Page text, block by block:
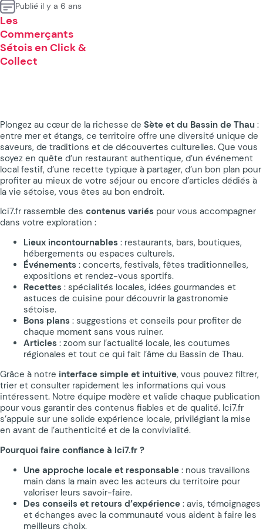
Publié il y a 6 ans
Les
Commerçants
Sétois en Click &
Collect
Plongez au cœur de la richesse de Sète et du Bassin de Thau :
entre mer et étangs, ce territoire offre une diversité unique de
saveurs, de traditions et de découvertes culturelles. Que vous
soyez en quête d’un restaurant authentique, d’un événement
local festif, d’une recette typique à partager, d’un bon plan pour
profiter au mieux de votre séjour ou encore d’articles dédiés à
la vie sétoise, vous êtes au bon endroit.
Ici7.fr rassemble des contenus variés pour vous accompagner
dans votre exploration :
Lieux incontournables : restaurants, bars, boutiques,
hébergements ou espaces culturels.
Événements : concerts, festivals, fêtes traditionnelles,
expositions et rendez-vous sportifs.
Recettes : spécialités locales, idées gourmandes et
astuces de cuisine pour découvrir la gastronomie
sétoise.
Bons plans : suggestions et conseils pour profiter de
chaque moment sans vous ruiner.
Articles : zoom sur l’actualité locale, les coutumes
régionales et tout ce qui fait l’âme du Bassin de Thau.
Grâce à notre interface simple et intuitive, vous pouvez filtrer,
trier et consulter rapidement les informations qui vous
intéressent. Notre équipe modère et valide chaque publication
pour vous garantir des contenus fiables et de qualité. Ici7.fr
s’appuie sur une solide expérience locale, privilégiant la mise
en avant de l’authenticité et de la convivialité.
Pourquoi faire confiance à Ici7.fr ?
Une approche locale et responsable : nous travaillons
main dans la main avec les acteurs du territoire pour
valoriser leurs savoir-faire.
Des conseils et retours d’expérience : avis, témoignages
et échanges avec la communauté vous aident à faire les
meilleurs choix.